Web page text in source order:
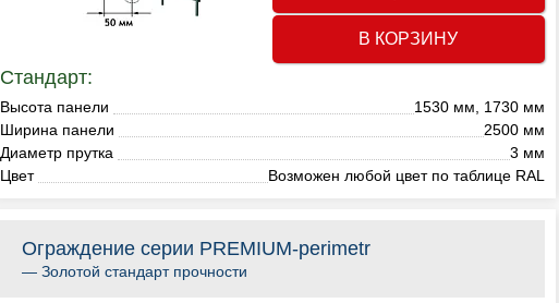
В КОРЗИНУ
Стандарт:
Высота панели
1530 мм, 1730 мм
Ширина панели
2500 мм
Диаметр прутка
3 мм
Цвет
Возможен любой цвет по таблице RAL
Ограждение серии PREMIUM-perimetr
— Золотой стандарт прочности